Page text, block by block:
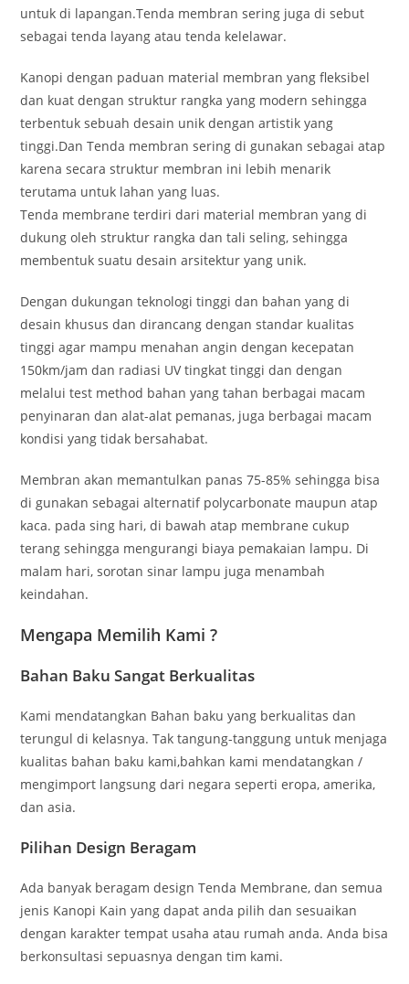
untuk di lapangan.Tenda membran sering juga di sebut
sebagai tenda layang atau tenda kelelawar.
Kanopi dengan paduan material membran yang fleksibel
dan kuat dengan struktur rangka yang modern sehingga
terbentuk sebuah desain unik dengan artistik yang
tinggi.Dan Tenda membran sering di gunakan sebagai atap
karena secara struktur membran ini lebih menarik
terutama untuk lahan yang luas.
Tenda membrane terdiri dari material membran yang di
dukung oleh struktur rangka dan tali seling, sehingga
membentuk suatu desain arsitektur yang unik.
Dengan dukungan teknologi tinggi dan bahan yang di
desain khusus dan dirancang dengan standar kualitas
tinggi agar mampu menahan angin dengan kecepatan
150km/jam dan radiasi UV tingkat tinggi dan dengan
melalui test method bahan yang tahan berbagai macam
penyinaran dan alat-alat pemanas, juga berbagai macam
kondisi yang tidak bersahabat.
Membran akan memantulkan panas 75-85% sehingga bisa
di gunakan sebagai alternatif polycarbonate maupun atap
kaca. pada sing hari, di bawah atap membrane cukup
terang sehingga mengurangi biaya pemakaian lampu. Di
malam hari, sorotan sinar lampu juga menambah
keindahan.
Mengapa Memilih Kami ?
Bahan Baku Sangat Berkualitas
Kami mendatangkan Bahan baku yang berkualitas dan
terungul di kelasnya. Tak tangung-tanggung untuk menjaga
kualitas bahan baku kami,bahkan kami mendatangkan /
mengimport langsung dari negara seperti eropa, amerika,
dan asia.
Pilihan Design Beragam
Ada banyak beragam design Tenda Membrane, dan semua
jenis Kanopi Kain yang dapat anda pilih dan sesuaikan
dengan karakter tempat usaha atau rumah anda. Anda bisa
berkonsultasi sepuasnya dengan tim kami.